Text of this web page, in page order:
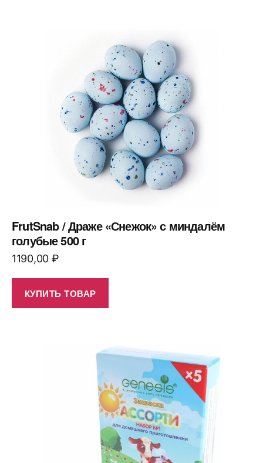
FrutSnab / Драже «Снежок» с миндалём
голубые 500 г
1190,00 ₽
КУПИТЬ ТОВАР